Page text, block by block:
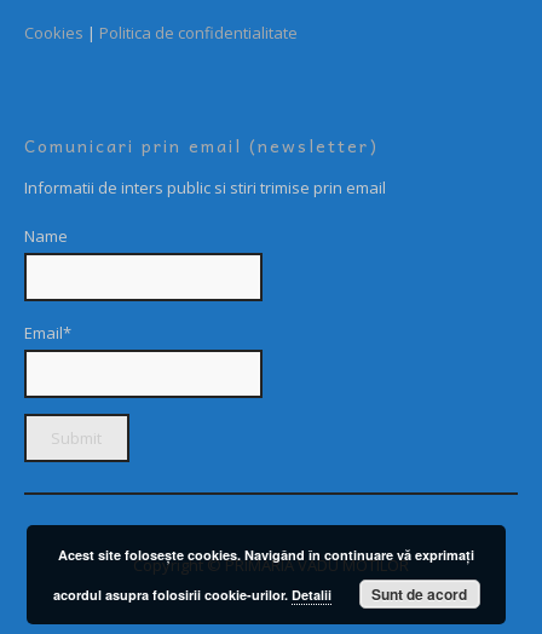
Cookies | Politica de confidentialitate
Comunicari prin email (newsletter)
Informatii de inters public si stiri trimise prin email
Name
Email*
Copyright © PRIMARIA VADU MOTILOR
Acest site foloseşte cookies. Navigând în continuare vă exprimaţi
acordul asupra folosirii cookie-urilor. Detalii Sunt de acord